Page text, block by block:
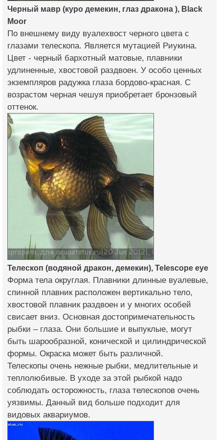
Черный мавр (куро демекин, глаз дракона ), Black
Moor
По внешнему виду вуалехвост черного цвета с
глазами телескопа. Является мутацией Риукина.
Цвет - черный бархотный матовые, плавники
удлиненные, хвостовой раздвоен. У особо ценных
экземпляров радужка глаза бордово-красная. С
возрастом черная чешуя приобретает бронзовый
оттенок.
Телескоп (водяной дракон, демекин), Telescope eye
Форма тела округлая. Плавники длинные вуалевые,
спинной плавник расположен вертикально тело,
хвостовой плавник раздвоен и у многих особей
свисает вниз. Основная достопримечательность
рыбки – глаза. Они большие и выпуклые, могут
быть шарообразной, конической и цилиндрической
формы. Окраска может быть различной.
Телескопы очень нежные рыбки, медлительные и
теплолюбивые. В уходе за этой рыбкой надо
соблюдать осторожность, глаза телескопов очень
уязвимы. Данный вид больше подходит для
видовых аквариумов.